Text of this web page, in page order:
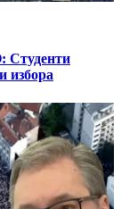
избора